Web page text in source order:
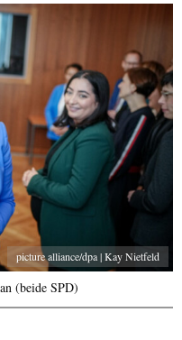
picture alliance/dpa | Kay Nietfeld
(beide SPD)